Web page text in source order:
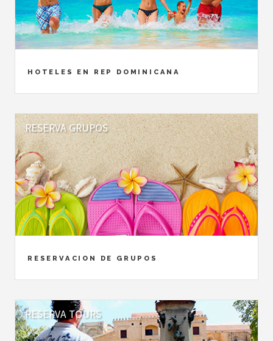
HOTELES EN REP DOMINICANA
RESERVACION DE GRUPOS
RESERVA GRUPOS
RESERVA TOURS